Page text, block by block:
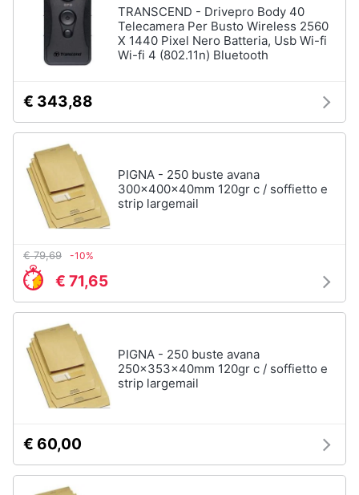
Audio
musica
Arredo
Brico
e
Giardinaggio
Salute
e
igiene
Beauty
Giocattoli
Prima
Fotografia
TRANSCEND - Drivepro Body 40
Telecamera Per Busto Wireless 2560
X 1440 Pixel Nero Batteria, Usb Wi-fi
Wi-fi 4 (802.11n) Bluetooth
€ 343,88
PIGNA - 250 buste avana
300x400x40mm 120gr c / soffietto e
strip largemail
€ 79,69 -10%
€ 71,65
PIGNA - 250 buste avana
250x353x40mm 120gr c / soffietto e
strip largemail
€ 60,00